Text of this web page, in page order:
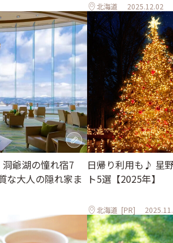
北海道 2025.12.02
爺湖の憧れ宿7
な大人の隠れ家ま
日帰り利用も♪ 星
ト5選【2025年】
北海道 [PR]